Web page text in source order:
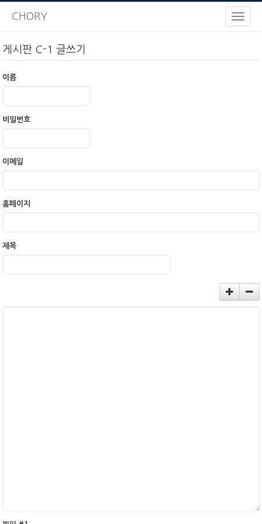
CHORY
게시판 C-1 글쓰기
이름
비밀번호
이메일
홈페이지
제목